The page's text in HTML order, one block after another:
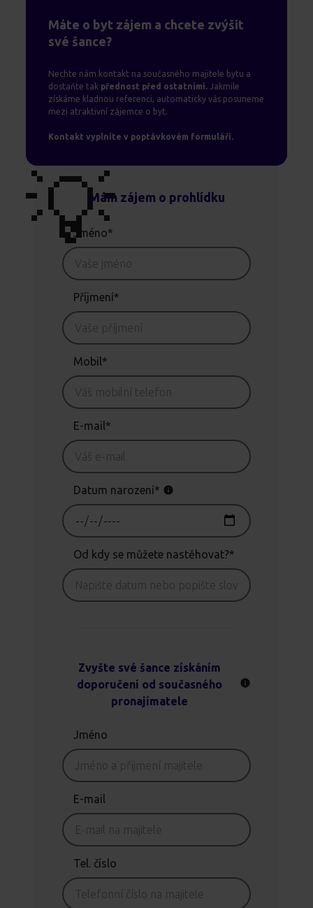
Máte o byt zájem a chcete zvýšit
své šance?
Nechte nám kontakt na současného majitele bytu a
dostaňte tak přednost před ostatními. Jakmile
získáme kladnou referenci, automaticky vás posuneme
mezi atraktivní zájemce o byt.
Kontakt vyplníte v poptávkovém formuláři.
💡Mám zájem o prohlídku
Jméno*
Příjmení*
Mobil*
E-mail*
Datum narození*
Od kdy se můžete nastěhovat?*
Zvyšte své šance získáním
doporučení od současného
pronajímatele
Jméno
E-mail
Tel. číslo